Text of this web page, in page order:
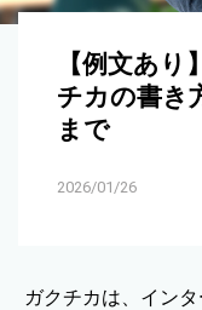
【例文あ
チカの書き
まで
2026/01/26
ガクチカは、イン